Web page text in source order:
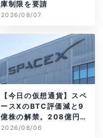
庫制限を要請
2026/08/07
【今日の仮想通貨】スペ
ースXのBTC評価減と9
億株の解禁。208億円相
当のBTCが盗難
2026/08/06